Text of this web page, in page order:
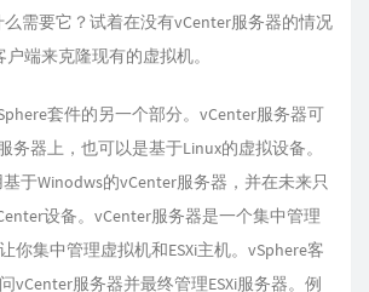
需要它？试着在没有vCenter服务器的情况
端来克隆现有的虚拟机。
套件的另一个部分。vCenter服务器可
务器上，也可以是基于Linux的虚拟设备。
于Winodws的vCenter服务器，并在未来只
设备。vCenter服务器是一个集中管理
你集中管理虚拟机和ESXi主机。vSphere客
vCenter服务器并最终管理ESXi服务器。例